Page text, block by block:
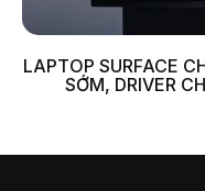
LAPTOP SURFACE
SỚM, DRIVER